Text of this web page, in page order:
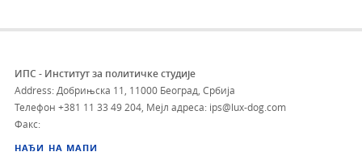
ИПС - Институт за политичке студије
Address: Добрињска 11, 11000 Београд, Србија
Телефон +381 11 33 49 204, Мејл адреса: ips@lux-dog.com
Факс:
НАЂИ НА МАПИ